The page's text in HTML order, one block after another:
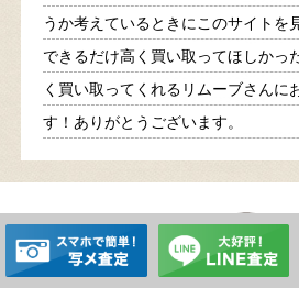
うか考えているときにこのサイトを
できるだけ高く買い取ってほしかっ
く買い取ってくれるリムーブさんに
す！ありがとうございます。